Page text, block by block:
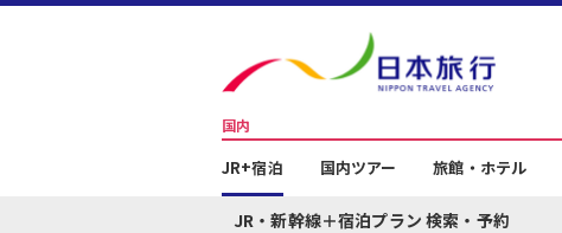
国内
JR+宿泊 国内ツアー 旅館・ホテル
JR・新幹線＋宿泊プラン 検索・予約